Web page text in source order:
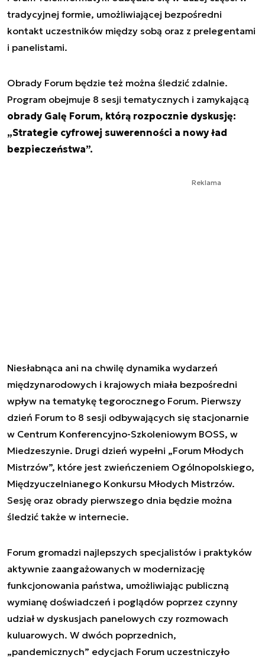
tradycyjnej formie, umożliwiającej bezpośredni
kontakt uczestników między sobą oraz z prelegentami
i panelistami.
Obrady Forum będzie też można śledzić zdalnie.
Program obejmuje 8 sesji tematycznych i zamykającą
obrady Galę Forum, którą rozpocznie dyskusję:
„Strategie cyfrowej suwerenności a nowy ład
bezpieczeństwa”.
Reklama
Niesłabnąca ani na chwilę dynamika wydarzeń
międzynarodowych i krajowych miała bezpośredni
wpływ na tematykę tegorocznego Forum. Pierwszy
dzień Forum to 8 sesji odbywających się stacjonarnie
w Centrum Konferencyjno-Szkoleniowym BOSS, w
Miedzeszynie. Drugi dzień wypełni „Forum Młodych
Mistrzów”, które jest zwieńczeniem Ogólnopolskiego,
Międzyuczelnianego Konkursu Młodych Mistrzów.
Sesję oraz obrady pierwszego dnia będzie można
śledzić także w internecie.
Forum gromadzi najlepszych specjalistów i praktyków
aktywnie zaangażowanych w modernizację
funkcjonowania państwa, umożliwiając publiczną
wymianę doświadczeń i poglądów poprzez czynny
udział w dyskusjach panelowych czy rozmowach
kuluarowych. W dwóch poprzednich,
„pandemicznych” edycjach Forum uczestniczyło